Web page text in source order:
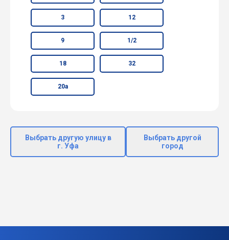
3 12
9 1/2
18 32
20а
Выбрать другую улицу в
г. Уфа
Выбрать другой
город